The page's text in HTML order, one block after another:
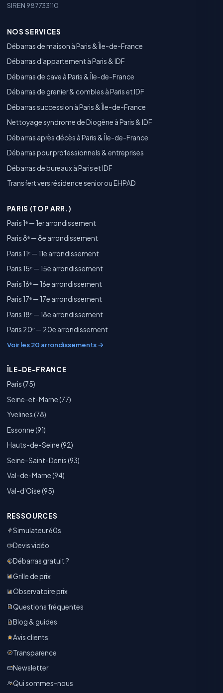
SIREN 987733110
NOS SERVICES
Débarras de maison à Paris & Île-de-France
Débarras d'appartement à Paris & IDF
Débarras de cave à Paris & Île-de-France
Débarras de grenier & combles à Paris et IDF
Débarras succession à Paris & Île-de-France
Nettoyage syndrome de Diogène à Paris & IDF
Débarras après décès à Paris & Île-de-France
Débarras pour professionnels & entreprises
Débarras de bureaux à Paris et IDF
Transfert vers résidence senior ou EHPAD
PARIS (TOP ARR.)
Paris 1ᵉ — 1er arrondissement
Paris 8ᵉ — 8e arrondissement
Paris 11ᵉ — 11e arrondissement
Paris 15ᵉ — 15e arrondissement
Paris 16ᵉ — 16e arrondissement
Paris 17ᵉ — 17e arrondissement
Paris 18ᵉ — 18e arrondissement
Paris 20ᵉ — 20e arrondissement
Voir les 20 arrondissements →
ÎLE-DE-FRANCE
Paris (75)
Seine-et-Marne (77)
Yvelines (78)
Essonne (91)
Hauts-de-Seine (92)
Seine-Saint-Denis (93)
Val-de-Marne (94)
Val-d'Oise (95)
RESSOURCES
Simulateur 60s
Devis vidéo
Débarras gratuit ?
Grille de prix
Observatoire prix
Questions fréquentes
Blog & guides
Avis clients
Transparence
Newsletter
Qui sommes-nous